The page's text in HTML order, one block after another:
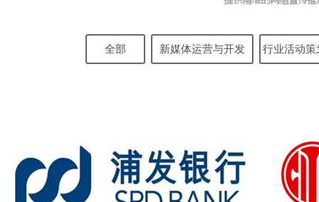
全部 新媒体运营与开发 行业活动策